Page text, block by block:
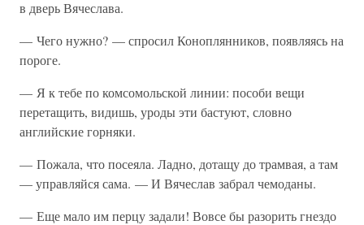
в дверь Вячеслава.
— Чего нужно? — спросил Коноплянников, появляясь на
пороге.
— Я к тебе по комсомольской линии: пособи вещи
перетащить, видишь, уроды эти бастуют, словно
английские горняки.
— Пожала, что посеяла. Ладно, дотащу до трамвая, а там
— управляйся сама. — И Вячеслав забрал чемоданы.
— Еще мало им перцу задали! Вовсе бы разорить гнездо